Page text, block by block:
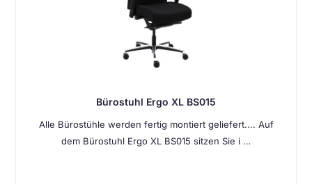
Bürostuhl Ergo XL BS015
Alle Bürostühle werden fertig montiert geliefert.... Auf
dem Bürostuhl Ergo XL BS015 sitzen Sie i …